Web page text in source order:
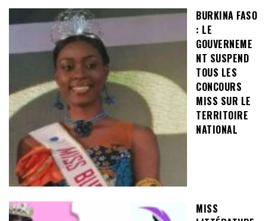
BURKINA FASO
: LE
GOUVERNEME
NT SUSPEND
TOUS LES
CONCOURS
MISS SUR LE
TERRITOIRE
NATIONAL
MISS